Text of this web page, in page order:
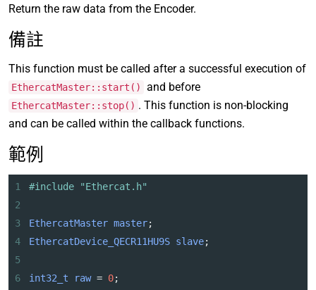
Return the raw data from the Encoder.
備註
This function must be called after a successful execution of
EthercatMaster::start() and before
EthercatMaster::stop() . This function is non-blocking
and can be called within the callback functions.
範例
1
#include "Ethercat.h"
2
3
EthercatMaster master;
4
EthercatDevice_QECR11HU9S slave;
5
6
int32_t raw = 0;